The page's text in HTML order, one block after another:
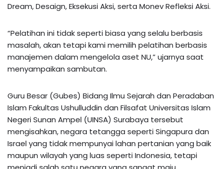
Dream, Desaign, Eksekusi Aksi, serta Monev Refleksi Aksi.
“Pelatihan ini tidak seperti biasa yang selalu berbasis
masalah, akan tetapi kami memilih pelatihan berbasis
manajemen dalam mengelola aset NU,” ujarnya saat
menyampaikan sambutan.
Guru Besar (Gubes) Bidang Ilmu Sejarah dan Peradaban
Islam Fakultas Ushulluddin dan Filsafat Universitas Islam
Negeri Sunan Ampel (UINSA) Surabaya tersebut
mengisahkan, negara tetangga seperti Singapura dan
Israel yang tidak mempunyai lahan pertanian yang baik
maupun wilayah yang luas seperti Indonesia, tetapi